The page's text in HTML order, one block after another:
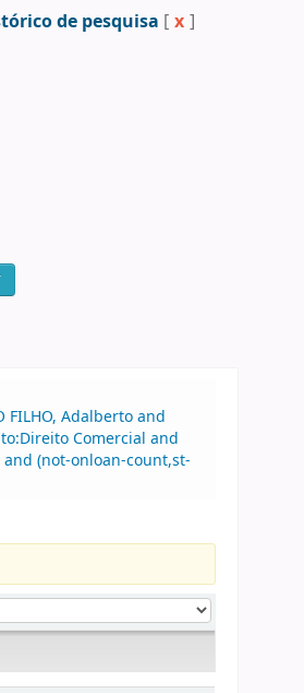
de pesquisa [ x ]
FILHO, Adalberto and
Comercial and
and (not-onloan-count,st-